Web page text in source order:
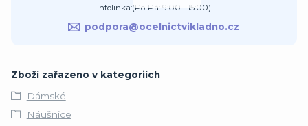
Infolinka:(Po-Pá: 9:00 - 15:00)
podpora@ocelnictvikladno.cz
Zboží zařazeno v kategoriích
Dámské
Náušnice